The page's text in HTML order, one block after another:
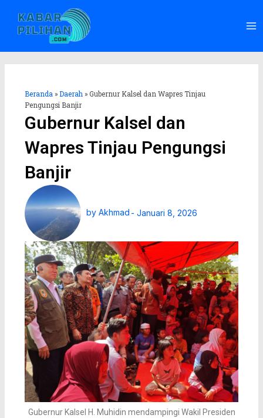
konten
Beranda » Daerah » Gubernur Kalsel dan Wapres Tinjau
Pengungsi Banjir
Gubernur Kalsel dan
Wapres Tinjau Pengungsi
Banjir
byAkhmad - Januari 8, 2026
Gubernur Kalsel H. Muhidin mendampingi Wakil Presiden